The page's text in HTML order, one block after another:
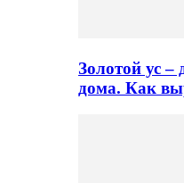
Золотой ус
дома. Как